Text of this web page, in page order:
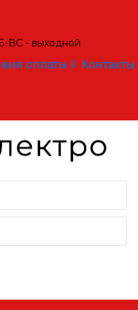
ВС - выходной
оплаты Контакты